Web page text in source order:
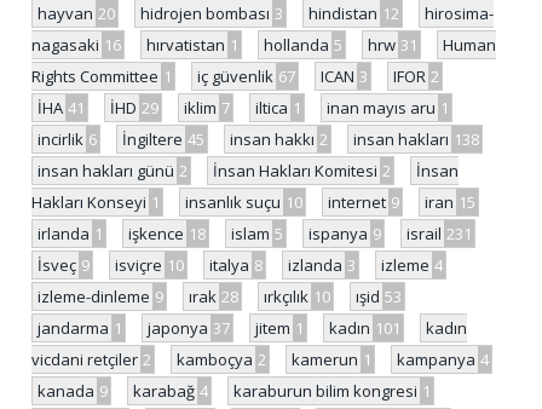
hayvan 20 hidrojen bombası 3 hindistan 12
hirosima-
nagasaki 16 hırvatistan 1 hollanda 5 hrw 31
Human
Rights Committee 1 iç güvenlik 67 ICAN 3 IFOR 2
İHA 41 İHD 29 iklim 7 iltica 1 inan mayıs aru 1
incirlik 6 İngiltere 45 insan hakkı 2 insan hakları 138
insan hakları günü 2 İnsan Hakları Komitesi 2
İnsan
Hakları Konseyi 1 insanlık suçu 10 internet 9 iran 15
irlanda 1 işkence 18 islam 5 ispanya 9 israil 231
İsveç 9 isviçre 10 italya 8 izlanda 3 izleme 4
izleme-dinleme 9 ırak 28 ırkçılık 10 ışid 53
jandarma 1 japonya 37 jitem 1 kadın 101
kadın
vicdani retçiler 2 kamboçya 2 kamerun 1 kampanya 4
kanada 9 karabağ 4 karaburun bilim kongresi 1